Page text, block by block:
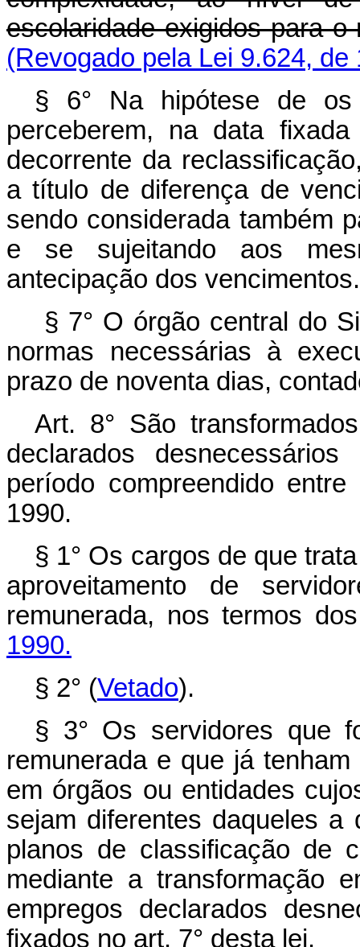
escolaridade exigidos para
(Revogado pela Lei 9.624, de
§ 6° Na hipótese de
perceberem, na data
decorrente da
a título de diferença de
sendo considerada também
e se sujeitando aos
antecipação dos vencimentos.
§ 7° O órgão central do
normas necessárias à
prazo de noventa dias,
Art. 8° São
declarados
período compreendido
1990.
§ 1° Os cargos de que
aproveitamento de
remunerada, nos termos
1990.
§ 2° (Vetado).
§ 3° Os servidores que
remunerada e que já
em órgãos ou entidades
sejam diferentes daqueles
planos de classificação de
mediante a transformação
empregos declarados
fixados no art. 7° desta lei.